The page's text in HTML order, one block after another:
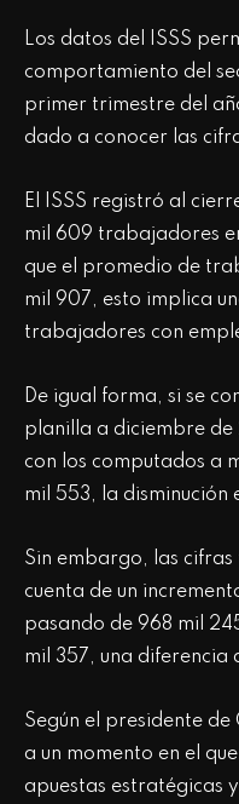
Los datos del ISSS
comportamiento del
primer trimestre del
dado a conocer las
El ISSS registró al
mil 609 trabajadores
que el promedio de
mil 907, esto implica
trabajadores con
De igual forma, si se
planilla a diciembre de
con los computados a
mil 553, la disminución
Sin embargo, las
cuenta de un
pasando de 968 mil
mil 357, una diferencia
Según el presidente
a un momento en el
apuestas estratégicas